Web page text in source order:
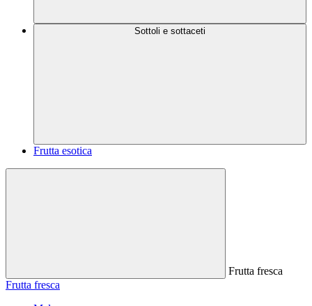
Sottoli e sottaceti
Frutta esotica
Frutta fresca
Frutta fresca